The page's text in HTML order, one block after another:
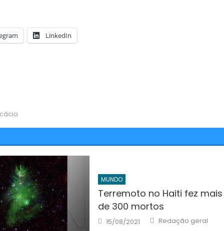
LinkedIn
MUNDO
Terremoto no Haiti fez mais
de 300 mortos
Posted
on
15/08/2021 Author
Redação geral